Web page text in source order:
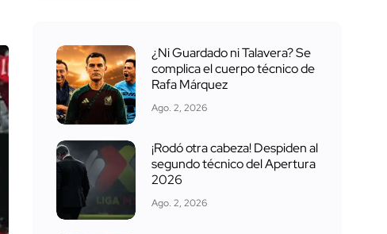
¿Ni Guardado ni Talavera? Se
complica el cuerpo técnico de
Rafa Márquez
Ago. 2, 2026
¡Rodó otra cabeza! Despiden al
segundo técnico del Apertura
2026
Ago. 2, 2026